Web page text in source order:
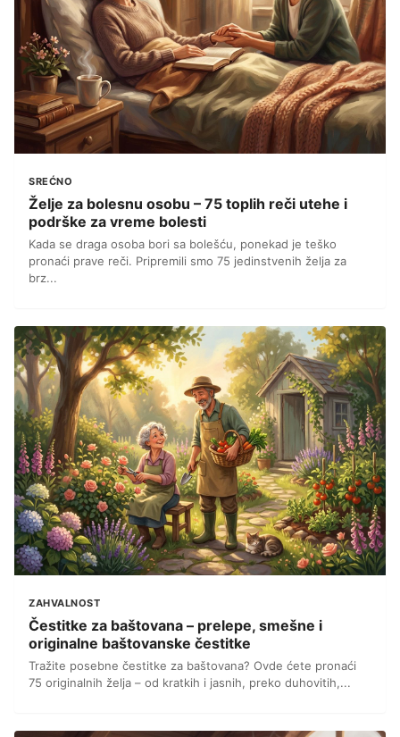
SREĆNO
Želje za bolesnu osobu – 75 toplih reči utehe i
podrške za vreme bolesti
Kada se draga osoba bori sa bolešću, ponekad je teško
pronaći prave reči. Pripremili smo 75 jedinstvenih želja za
brz...
ZAHVALNOST
Čestitke za baštovana – prelepe, smešne i
originalne baštovanske čestitke
Tražite posebne čestitke za baštovana? Ovde ćete pronaći
75 originalnih želja – od kratkih i jasnih, preko duhovitih,...